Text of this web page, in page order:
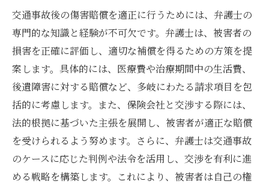
交通事故後の傷害賠償を適正に行うためには、弁護士の
専門的な知識と経験が不可欠です。弁護士は、被害者の
損害を正確に評価し、適切な補償を得るための方策を提
案します。具体的には、医療費や治療期間中の生活費、
後遺障害に対する賠償など、多岐にわたる請求項目を包
括的に考慮します。また、保険会社と交渉する際には、
法的根拠に基づいた主張を展開し、被害者が適正な賠償
を受けられるよう努めます。さらに、弁護士は交通事故
のケースに応じた判例や法令を活用し、交渉を有利に進
める戦略を構築します。これにより、被害者は自己の権